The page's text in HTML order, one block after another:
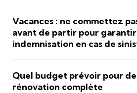
Vacances : ne commettez
avant de partir pour
indemnisation en cas de
Quel budget prévoir pour
rénovation complète